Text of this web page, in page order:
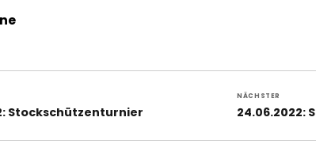
Stockschützenturnier
NÄCHSTER
Nächster
24.06.2022: